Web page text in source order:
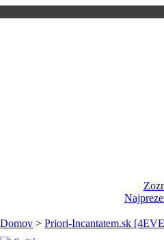
Domov > Priori-Incantatem.sk